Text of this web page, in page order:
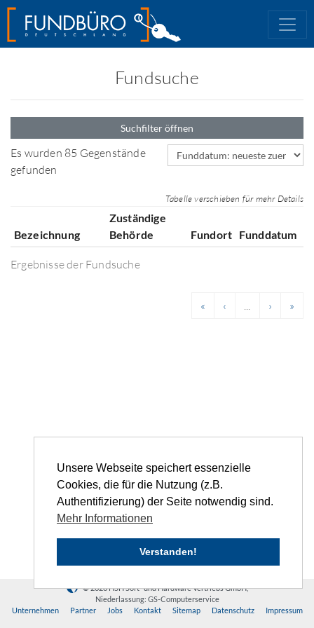
Unsere Webseite speichert essenzielle
Cookies, die für die Nutzung (z.B.
Authentifizierung) der Seite notwendig sind.
Mehr Informationen
Verstanden!
Fundsuche
Suchfilter öffnen
Es wurden 85 Gegenstände
gefunden
Sortierfeld
Tabelle verschieben für mehr Details
Ergebnisse der Fundsuche
Bezeichnung
Zuständige
Behörde
Fundort Funddatum
« ‹ ... › »
© 2026 HSH Soft- und Hardware Vertriebs GmbH,
Niederlassung: GS-Computerservice
Unternehmen
Partner Jobs Kontakt Sitemap Datenschutz Impressum